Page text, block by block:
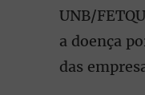
UNB/
a doença
das